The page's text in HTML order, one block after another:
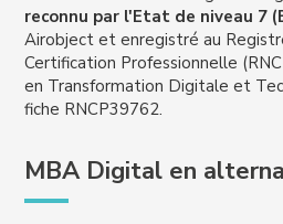
reconnu par l'Etat de niveau 7
Airobject et enregistré au
Certification Professionnelle
en Transformation Digitale et
fiche RNCP39762.
MBA Digital en